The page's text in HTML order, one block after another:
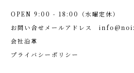
OPEN 9:00 - 18:00（水曜定休）
お問い合せメールアドレス
会社沿革
プライバシーポリシー